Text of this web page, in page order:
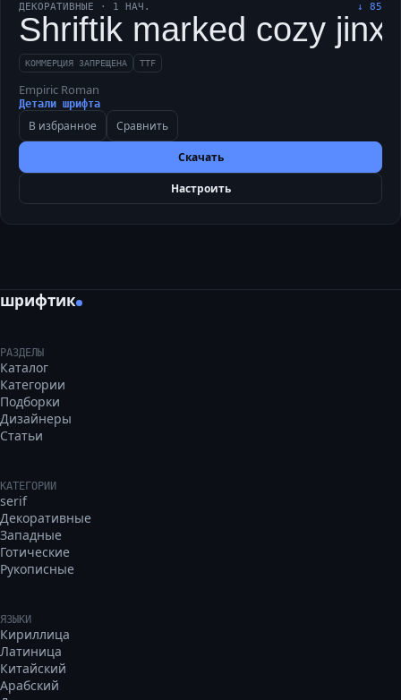
ДЕКОРАТИВНЫЕ · 1 НАЧ. ↓ 85
Shriftik marked cozy
КОММЕРЦИЯ ЗАПРЕЩЕНА TTF
Empiric Roman
Детали шрифта
В избранное Сравнить
Скачать
Настроить
шрифтик
РАЗДЕЛЫ
Каталог
Категории
Подборки
Дизайнеры
Статьи
КАТЕГОРИИ
serif
Декоративные
Западные
Готические
Рукописные
ЯЗЫКИ
Кириллица
Латиница
Китайский
Арабский